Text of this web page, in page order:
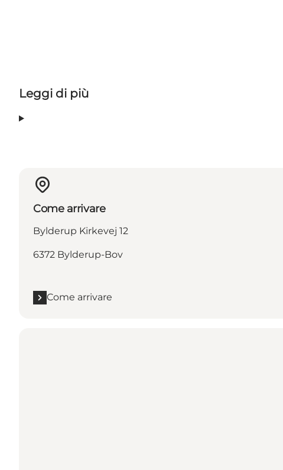
Leggi di più
Come arrivare
Bylderup Kirkevej 12
6372 Bylderup-Bov
Come arrivare